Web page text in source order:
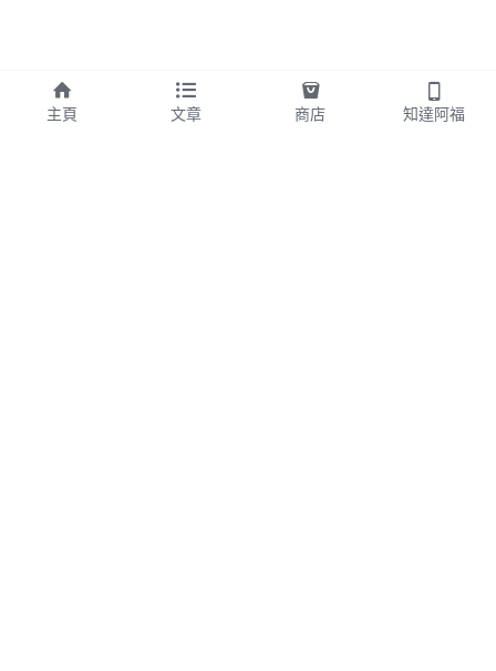
主頁 文章 商店 知達阿福